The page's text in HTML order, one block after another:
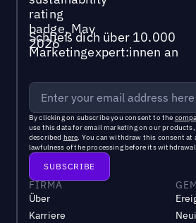
Schließ dich über 10.000
Marketingexpert:innen an
By clicking on subscribe you consent to the
use this data for email marketing on our
described here. You can withdraw this consent
lawfulness of the processing before its
FIRMA
Über
Karriere